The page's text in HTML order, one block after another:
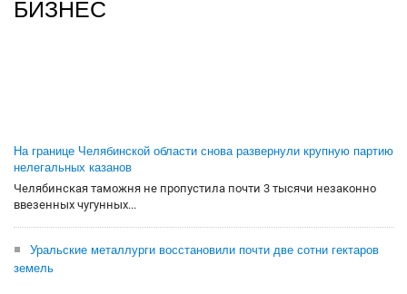
БИЗНЕС
На границе Челябинской области снова развернули крупную партию
нелегальных казанов
Челябинская таможня не пропустила почти 3 тысячи незаконно
ввезенных чугунных...
Уральские металлурги восстановили почти две сотни гектаров
земель